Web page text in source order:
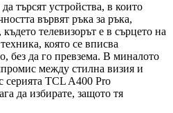
търсят устройства, в които
вървят ръка за ръка,
телевизорът е в сърцето на
която се вписва
без да го превзема. В миналото
между стилна визия и
TCL A400 Pro
да избирате, защото тя